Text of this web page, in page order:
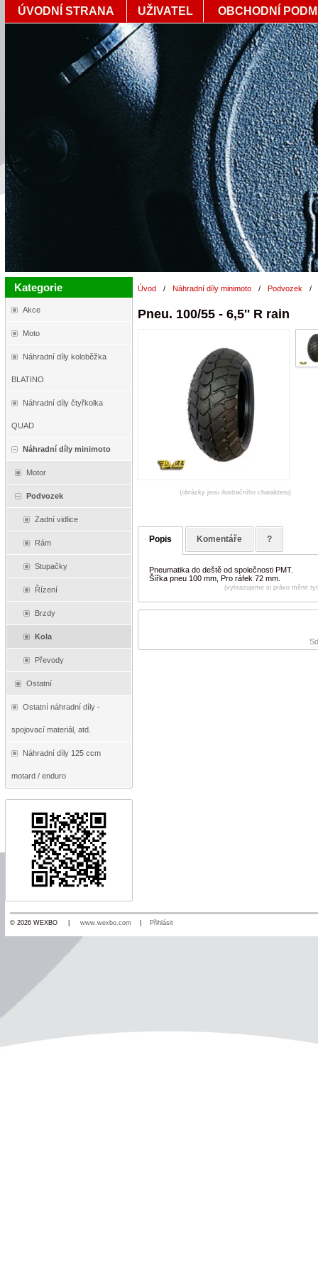
ÚVODNÍ STRANA UŽIVATEL OBCHODNÍ
Kategorie
Akce
Moto
Náhradní díly koloběžka
BLATINO
Náhradní díly čtyřkolka
QUAD
Náhradní díly minimoto
Motor
Podvozek
Zadní vidlice
Rám
Stupačky
Řízení
Brzdy
Kola
Převody
Ostatní
Ostatní náhradní díly -
spojovací materiál, atd.
Náhradní díly 125 ccm
motard / enduro
Úvod / Náhradní díly minimoto / Podvozek /
Pneu. 100/55 - 6,5'' R rain
(obrázky jsou ilustračního charakteru)
Popis Komentáře ?
Pneumatika do deště od společnosti PMT.
Šířka pneu 100 mm, Pro ráfek 72 mm.
(vyhrazujeme si právo měnit
© 2026 WEXBO | www.wexbo.com Přihlásit